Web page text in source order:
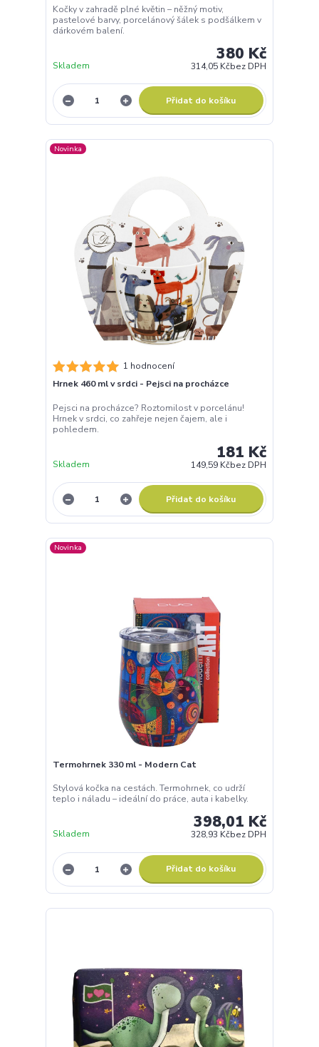
Kočky v zahradě plné květin – něžný motiv,
pastelové barvy, porcelánový šálek s podšálkem v
dárkovém balení.
380 Kč
314,05 Kčbez DPH
Skladem
Přidat do košíku
Novinka
1 hodnocení
Hrnek 460 ml v srdci - Pejsci na procházce
Pejsci na procházce? Roztomilost v porcelánu!
Hrnek v srdci, co zahřeje nejen čajem, ale i
pohledem.
181 Kč
149,59 Kčbez DPH
Skladem
Přidat do košíku
Novinka
Termohrnek 330 ml - Modern Cat
Stylová kočka na cestách. Termohrnek, co udrží
teplo i náladu – ideální do práce, auta i kabelky.
398,01 Kč
328,93 Kčbez DPH
Skladem
Přidat do košíku